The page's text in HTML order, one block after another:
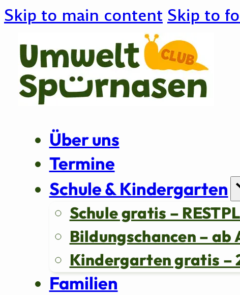
Skip to main content Skip to
Über uns
Termine
Schule & Kindergarten
Schule gratis –
Bildungschancen – ab
Kindergarten gratis –
Familien